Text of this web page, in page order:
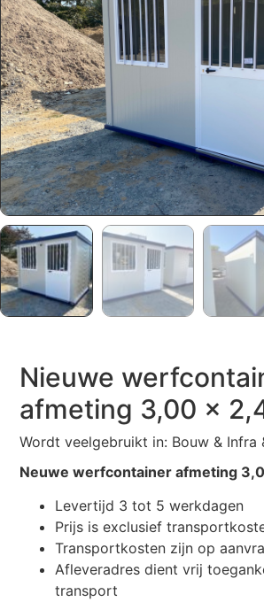
Nieuwe
afmeting 3,00 x
Wordt veelgebruikt in: Bouw & Infra
Neuwe werfcontainer afmeting
Levertijd 3 tot 5 werkdagen
Prijs is exclusief
Transportkosten zijn op
Afleveradres dient vrij
transport